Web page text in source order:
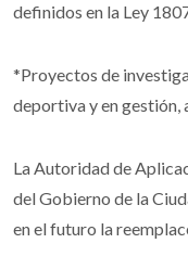
definidos en la Ley
*Proyectos de
deportiva y en
La Autoridad de
del Gobierno de la
en el futuro la